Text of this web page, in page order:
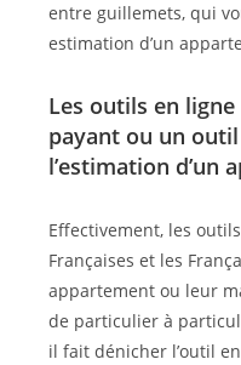
entre guillemets, qui
estimation d’un
Les outils en
payant ou un
l’estimation d’un
Effectivement, les
Françaises et les
appartement ou leur
de particulier à
il fait dénicher l’outil